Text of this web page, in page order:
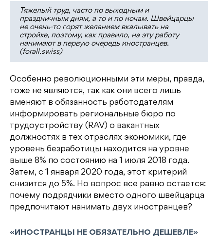
Тяжелый труд, часто по выходным и
праздничным дням, а то и по ночам. Швейцарцы
не очень-то горят желанием вкалывать на
стройке, поэтому, как правило, на эту работу
нанимают в первую очередь иностранцев.
(forall.swiss)
Особенно революционными эти меры, правда,
тоже не являются, так как они всего лишь
вменяют в обязанность работодателям
информировать региональные бюро по
трудоустройству (RAV) о вакантных
должностях в тех отраслях экономики, где
уровень безработицы находится на уровне
выше 8% по состоянию на 1 июля 2018 года.
Затем, с 1 января 2020 года, этот критерий
снизится до 5%. Но вопрос все равно остается:
почему подрядчики вместо одного швейцарца
предпочитают нанимать двух иностранцев?
«ИНОСТРАНЦЫ НЕ ОБЯЗАТЕЛЬНО ДЕШЕВЛЕ»